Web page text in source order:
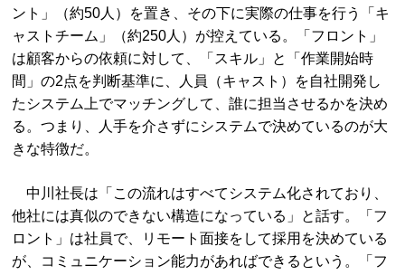
ント」（約50人）を置き、その下に実際の仕事を行う「キ
ャストチーム」（約250人）が控えている。「フロント」
は顧客からの依頼に対して、「スキル」と「作業開始時
間」の2点を判断基準に、人員（キャスト）を自社開発し
たシステム上でマッチングして、誰に担当させるかを決め
る。つまり、人手を介さずにシステムで決めているのが大
きな特徴だ。
中川社長は「この流れはすべてシステム化されており、
他社には真似のできない構造になっている」と話す。「フ
ロント」は社員で、リモート面接をして採用を決めている
が、コミュニケーション能力があればできるという。「フ